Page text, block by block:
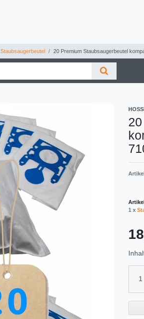
Staubsaugerbeutel 20 Premium Staubsaugerbeutel
1 x